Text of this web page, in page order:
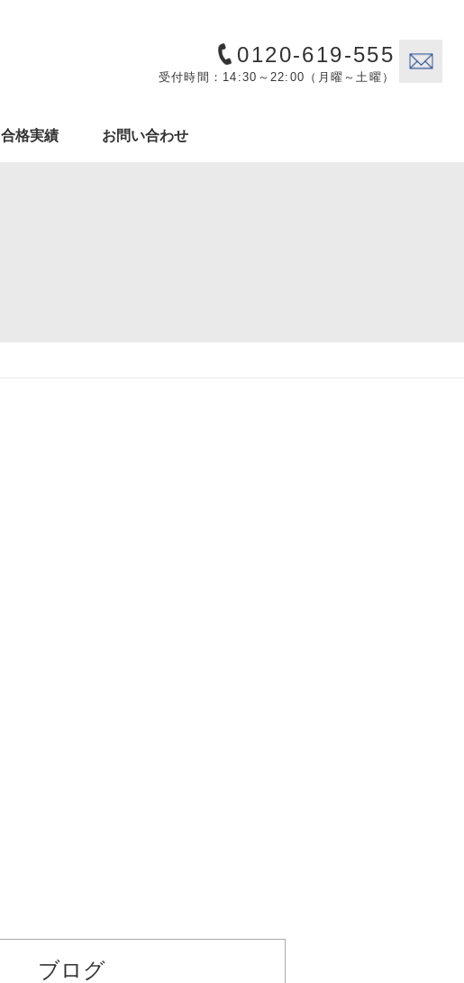
0120-619-555
受付時間：14:30～22:00（月曜～土曜）
合格実績 お問い合わせ
ブログ